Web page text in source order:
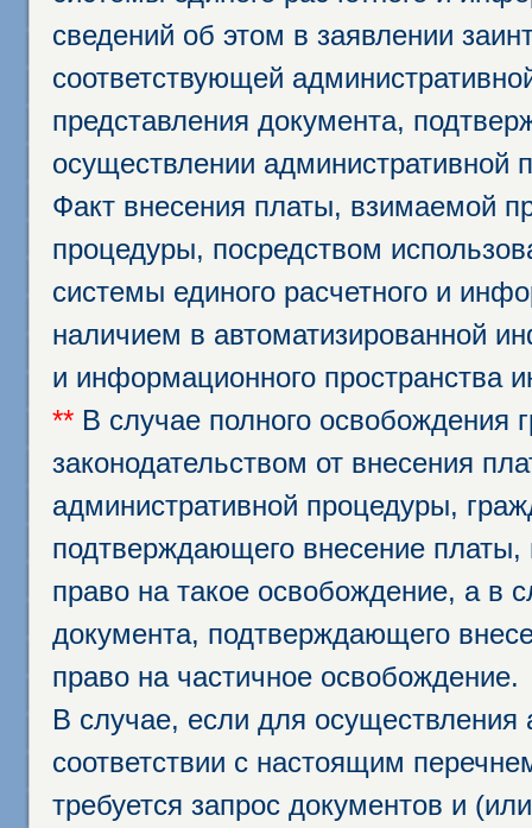
сведений об этом в заявлении
соответствующей
представления документа,
осуществлении административной
Факт внесения платы, взимаемой
процедуры, посредством
системы единого расчетного и
наличием в автоматизированной
и информационного пространства
** В случае полного освобождения
законодательством от внесения
административной процедуры,
подтверждающего внесение
право на такое освобождение, а в
документа, подтверждающего
право на частичное освобождение.
В случае, если для осуществления
соответствии с настоящим
требуется запрос документов и